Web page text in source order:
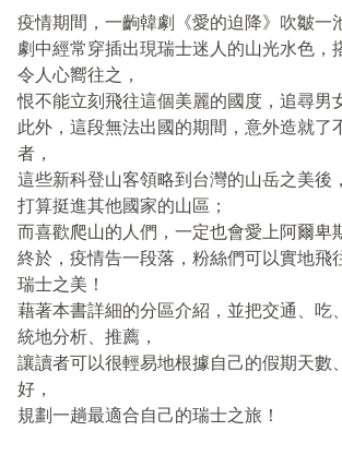
疫情期間，一齣韓劇《愛的迫降》吹皺一
劇中經常穿插出現瑞士迷人的山光水色，
令人心嚮往之，
恨不能立刻飛往這個美麗的國度，追尋男
此外，這段無法出國的期間，意外造就了
者，
這些新科登山客領略到台灣的山岳之美後
打算挺進其他國家的山區；
而喜歡爬山的人們，一定也會愛上阿爾卑
終於，疫情告一段落，粉絲們可以實地飛
瑞士之美！
藉著本書詳細的分區介紹，並把交通、吃
統地分析、推薦，
讓讀者可以很輕易地根據自己的假期天數
好，
規劃一趟最適合自己的瑞士之旅！